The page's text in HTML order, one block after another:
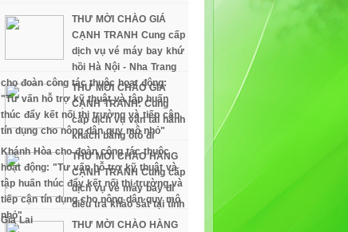
THƯ MỜI CHÀO GIÁ
CẠNH TRANH Cung cấp
dịch vụ vé máy bay khứ
hồi Hà Nội - Nha Trang
cho đoàn công tác thuộc hoạt động:
"Tư vấn hỗ trợ kỹ thuật và tập huấn
thúc đẩy kết nối thị trường và tiếp cận
tín dụng cho nông dân quy mô nhỏ"
THƯ MỜI CHÀO GIÁ
CẠNH TRANH: Cung
cấp dịch vụ vận tải hành
khách bằng ôtô đi
Khánh Hòa cho đoàn công tác thuộc
hoạt động: "Tư vấn hỗ trợ kỹ thuật và
tập huấn thúc đẩy kết nối thị trường và
tiếp cận tín dụng cho nông dân quy mô
nhỏ"
THƯ MỜI CHÀO HÀNG
CẠNH TRANH Cung cấp
dịch vụ vé máy bay đi
điều tra khảo sát tại tỉnh
Gia Lai
THƯ MỜI CHÀO HÀNG